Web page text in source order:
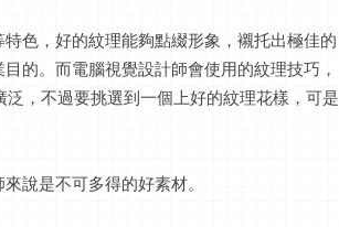
色，好的紋理能夠點綴形象，襯托出極佳的
的。而電腦視覺設計師會使用的紋理技巧，
，不過要挑選到一個上好的紋理花樣，可是
說是不可多得的好素材。